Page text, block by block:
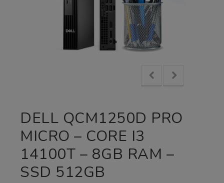
DELL QCM1250D PRO
MICRO – CORE I3
14100T – 8GB RAM –
SSD 512GB